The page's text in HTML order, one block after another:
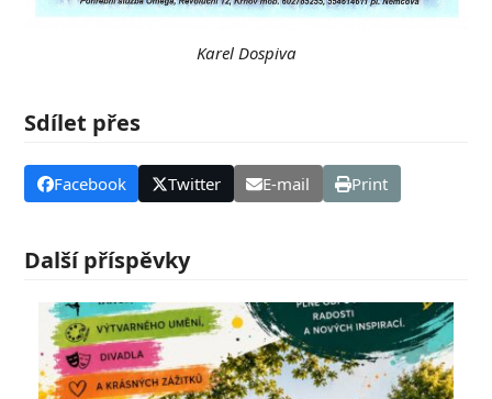
Karel Dospiva
Sdílet přes
Facebook Twitter E-mail Print
Další příspěvky